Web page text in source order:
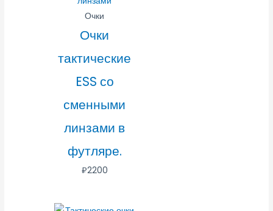
Очки
Очки
тактические
ESS со
сменными
линзами в
футляре.
₽2200